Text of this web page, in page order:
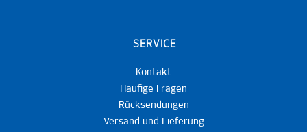
SERVICE
Kontakt
Häufige Fragen
Rücksendungen
Versand und Lieferung